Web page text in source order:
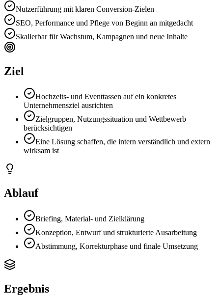
Nutzerführung mit klaren Conversion-Zielen
SEO, Performance und Pflege von Beginn an mitgedacht
Skalierbar für Wachstum, Kampagnen und neue Inhalte
Ziel
Hochzeits- und Eventtassen auf ein konkretes
Unternehmensziel ausrichten
Zielgruppen, Nutzungssituation und Wettbewerb
berücksichtigen
Eine Lösung schaffen, die intern verständlich und extern
wirksam ist
Ablauf
Briefing, Material- und Zielklärung
Konzeption, Entwurf und strukturierte Ausarbeitung
Abstimmung, Korrekturphase und finale Umsetzung
Ergebnis